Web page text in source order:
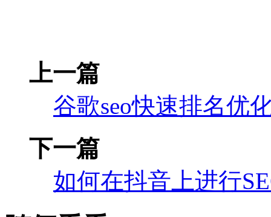
上一篇
谷歌seo快速排名优
下一篇
如何在抖音上进行